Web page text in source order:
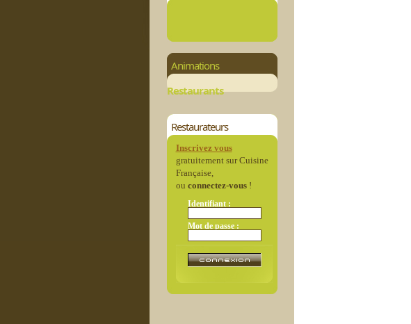
Animations
Restaurants
Restaurateurs
Inscrivez vous
gratuitement sur Cuisine
Française,
ou connectez-vous!
Identifiant :
Mot de passe :